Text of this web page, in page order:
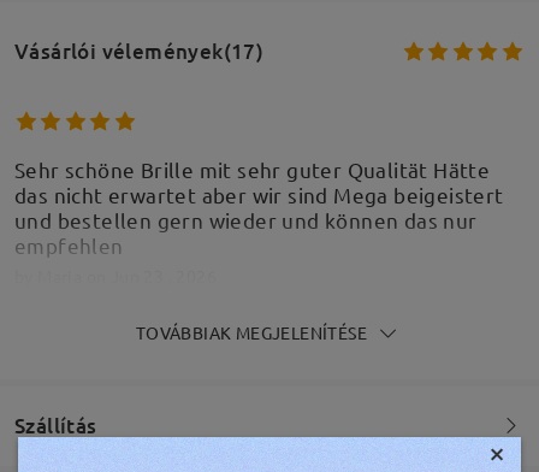
Vásárlói vélemények(17)
Sehr schöne Brille mit sehr guter Qualität Hätte
das nicht erwartet aber wir sind Mega beigeistert
und bestellen gern wieder und können das nur
empfehlen
Passt perfekt, Kind ist glücklich
by Denise Posselt onMay 22 , 2026
TOVÁBBIAK MEGJELENÍTÉSE
Szállítás
×